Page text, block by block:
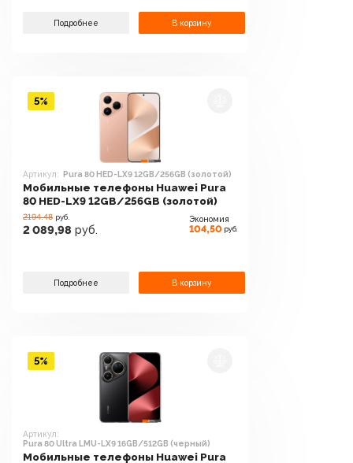
Подробнее В корзину
Артикул: Pura 80 HED-LX9 12GB/256GB (золотой)
Мобильные телефоны Huawei Pura
80 HED-LX9 12GB/256GB (золотой)
2194.48 руб.
2 089,98 руб.
Экономия
104,50 руб.
Подробнее В корзину
5%
Артикул:
Pura 80 Ultra LMU-LX9 16GB/512GB (черный)
Мобильные телефоны Huawei Pura
5%